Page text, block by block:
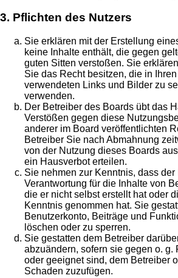
3. Pflichten des Nutzers
Sie erklären mit der Erstellung
keine Inhalte enthält, die gegen
guten Sitten verstoßen. Sie
Sie das Recht besitzen, die in
verwendeten Links und Bilder zu
verwenden.
Der Betreiber des Boards übt das
Verstößen gegen diese
anderer im Board veröffentlichten
Betreiber Sie nach Abmahnung
von der Nutzung dieses Boards
ein Hausverbot erteilen.
Sie nehmen zur Kenntnis, dass
Verantwortung für die Inhalte von
die er nicht selbst erstellt hat oder
Kenntnis genommen hat. Sie
Benutzerkonto, Beiträge und
löschen oder zu sperren.
Sie gestatten dem Betreiber
abzuändern, sofern sie gegen o. g.
oder geeignet sind, dem Betreiber
Schaden zuzufügen.